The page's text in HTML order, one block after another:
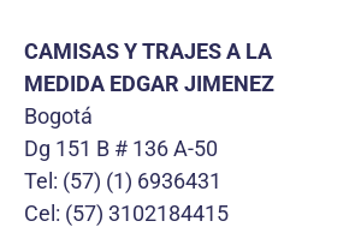
CAMISAS Y TRAJES A LA
MEDIDA EDGAR JIMENEZ
Bogotá
Dg 151 B # 136 A-50
Tel: (57) (1) 6936431
Cel: (57) 3102184415